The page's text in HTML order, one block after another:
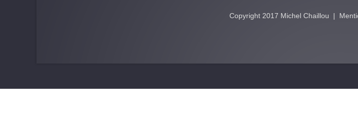
Copyright 2017 Michel Chaillou |